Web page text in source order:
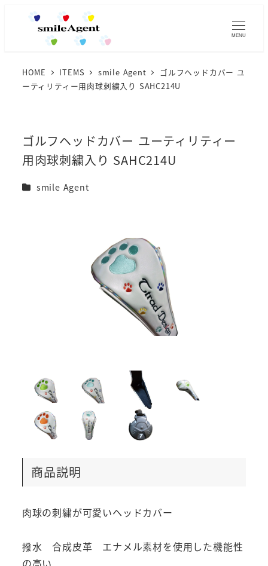
MENU
HOME ITEMS smile Agent
ゴルフヘッドカバー ユ
ーティリティー用肉球刺繍入り SAHC214U
ゴルフヘッドカバー ユーティリティー
用肉球刺繍入り SAHC214U
カテゴリー
smile Agent
商品説明
肉球の刺繍が可愛いヘッドカバー
撥水 合成皮革 エナメル素材を使用した機能性
の高い